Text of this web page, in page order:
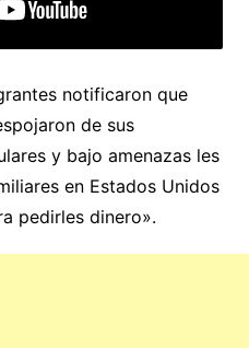
notificaron que
de sus
y bajo amenazas les
en Estados Unidos
pedirles dinero».